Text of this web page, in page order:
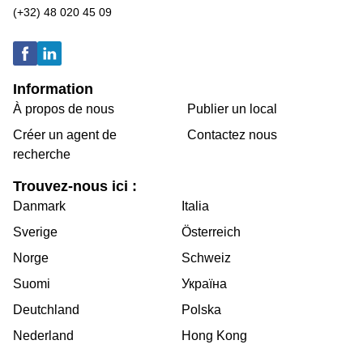
(+32) 48 020 45 09
Information
À propos de nous
Créer un agent de
recherche
Publier un local
Contactez nous
Trouvez-nous ici :
Danmark
Sverige
Norge
Suomi
Deutchland
Nederland
Italia
Österreich
Schweiz
Україна
Polska
Hong Kong